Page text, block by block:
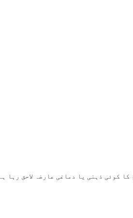
کوئی ذہنی یا دماغی عارضہ لاحق رہا